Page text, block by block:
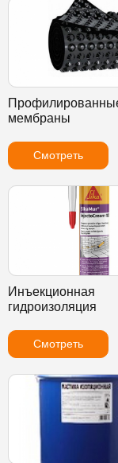
мембраны
Смотреть
Инъекционная
гидроизоляция
Смотреть